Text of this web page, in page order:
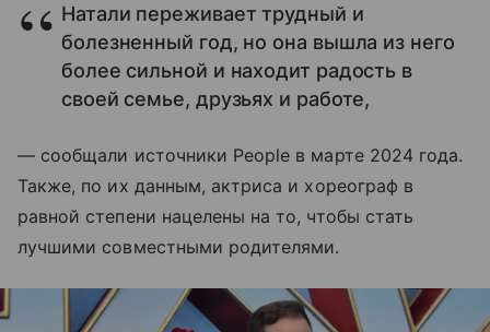
Натали переживает трудный и
болезненный год, но она вышла из него
более сильной и находит радость в
своей семье, друзьях и работе,
— сообщали источники People в марте 2024 года.
Также, по их данным, актриса и хореограф в
равной степени нацелены на то, чтобы стать
лучшими совместными родителями.